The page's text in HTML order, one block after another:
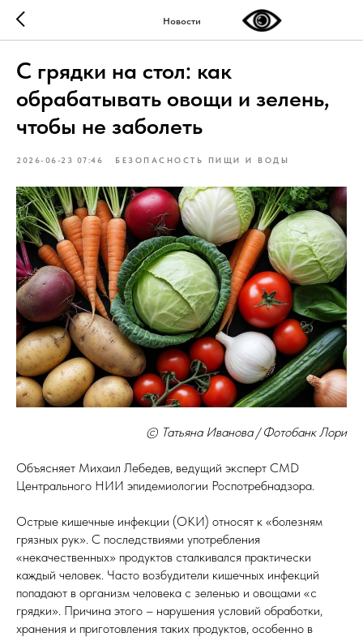
Новости
С грядки на стол: как
обрабатывать овощи и зелень,
чтобы не заболеть
2026-06-23 07:46 БЕЗОПАСНОСТЬ ПИЩИ И ВОДЫ
© Татьяна Иванова / Фотобанк Лори
Объясняет Михаил Лебедев, ведущий эксперт CMD
Центрального НИИ эпидемиологии Роспотребнадзора.
Острые кишечные инфекции (ОКИ) относят к «болезням
грязных рук». С последствиями употребления
«некачественных» продуктов сталкивался практически
каждый человек. Часто возбудители кишечных инфекций
попадают в организм человека с зеленью и овощами «с
грядки». Причина этого – нарушения условий обработки,
хранения и приготовления таких продуктов, особенно в